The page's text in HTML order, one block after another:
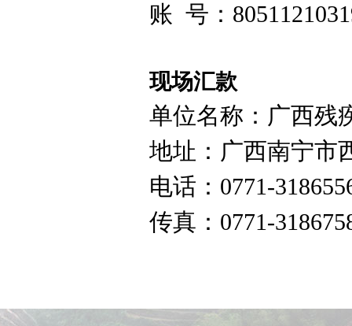
账 号：
现场汇款
单位名称： 广西残
地址： 广西南宁市
电话： 0771-
传真 ：0771-